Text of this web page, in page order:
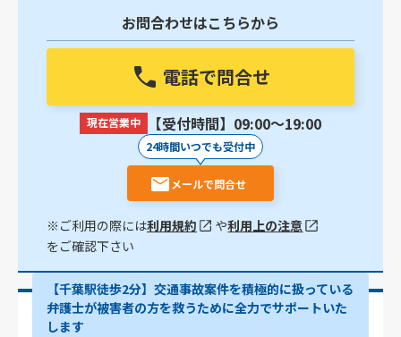
お問合わせはこちらから
電話で問合せ
現在営業中 【受付時間】09:00〜19:00
24時間いつでも受付中
メールで問合せ
※ご利用の際には利用規約 や利用上の注意
をご確認下さい
【千葉駅徒歩2分】交通事故案件を積極的に扱っている
弁護士が被害者の方を救うために全力でサポートいた
します